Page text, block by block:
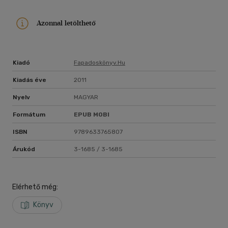
Azonnal letölthető
Kiadó Fapadoskönyv.hu
Kiadás éve 2011
Nyelv MAGYAR
Formátum EPUB MOBI
ISBN 9789633765807
Árukód 3-1685 / 3-1685
Elérhető még:
Könyv